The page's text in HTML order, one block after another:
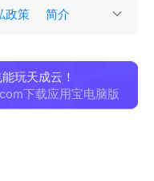
政策 简介
玩天成云！
下载应用宝电脑版